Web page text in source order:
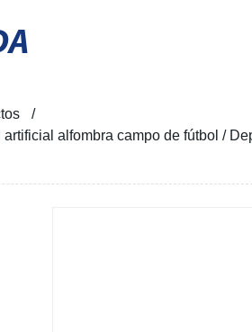
alfombra campo de fútbol /